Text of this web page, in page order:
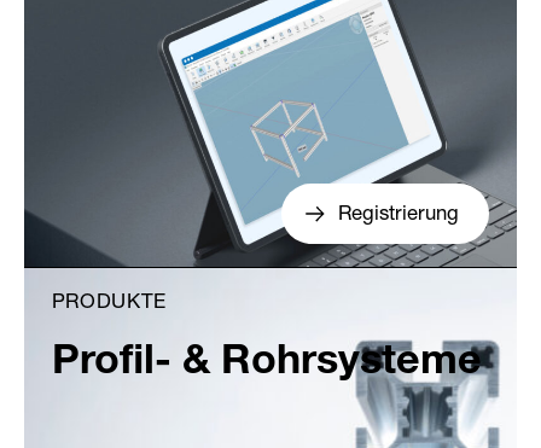
Registrierung
PRODUKTE
Profil- & Rohrsysteme